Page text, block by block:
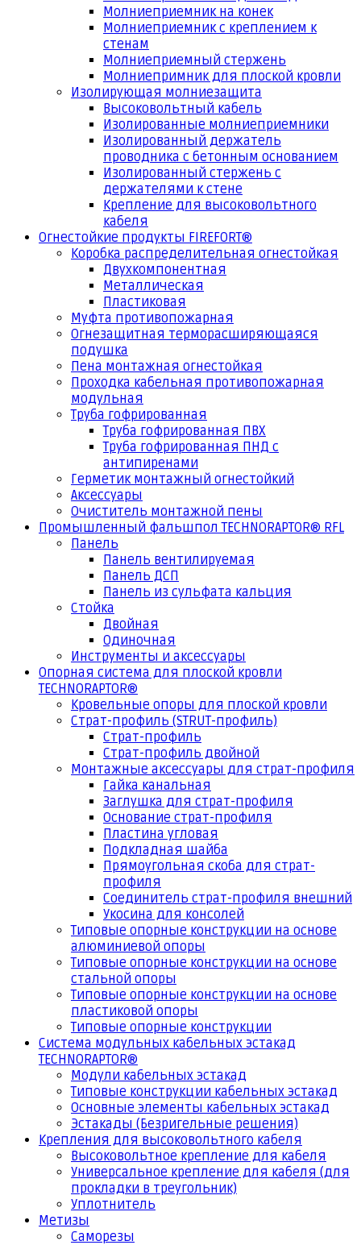
Молниеприемник на конек
Молниеприемник с креплением к
стенам
Молниеприемный стержень
Молниепримник для плоской кровли
Изолирующая молниезащита
Высоковольтный кабель
Изолированные молниеприемники
Изолированный держатель
проводника с бетонным основанием
Изолированный стержень с
держателями к стене
Крепление для высоковольтного
кабеля
Огнестойкие продукты FIREFORT®
Коробка распределительная огнестойкая
Двухкомпонентная
Металлическая
Пластиковая
Муфта противопожарная
Огнезащитная терморасширяющаяся
подушка
Пена монтажная огнестойкая
Проходка кабельная противопожарная
модульная
Труба гофрированная
Труба гофрированная ПВХ
Труба гофрированная ПНД с
антипиренами
Герметик монтажный огнестойкий
Аксессуары
Очиститель монтажной пены
Промышленный фальшпол TECHNORAPTOR® RFL
Панель
Панель вентилируемая
Панель ДСП
Панель из сульфата кальция
Стойка
Двойная
Одиночная
Инструменты и аксессуары
Опорная система для плоской кровли
TECHNORAPTOR®
Кровельные опоры для плоской кровли
Страт-профиль (STRUT-профиль)
Страт-профиль
Страт-профиль двойной
Монтажные аксессуары для страт-профиля
Гайка канальная
Заглушка для страт-профиля
Основание страт-профиля
Пластина угловая
Подкладная шайба
Прямоугольная скоба для страт-
профиля
Соединитель страт-профиля внешний
Укосина для консолей
Типовые опорные конструкции на основе
алюминиевой опоры
Типовые опорные конструкции на основе
стальной опоры
Типовые опорные конструкции на основе
пластиковой опоры
Типовые опорные конструкции
Система модульных кабельных эстакад
TECHNORAPTOR®
Модули кабельных эстакад
Типовые конструкции кабельных эстакад
Основные элементы кабельных эстакад
Эстакады (Безригельные решения)
Крепления для высоковольтного кабеля
Высоковольтное крепление для кабеля
Универсальное крепление для кабеля (для
прокладки в треугольник)
Уплотнитель
Метизы
Саморезы